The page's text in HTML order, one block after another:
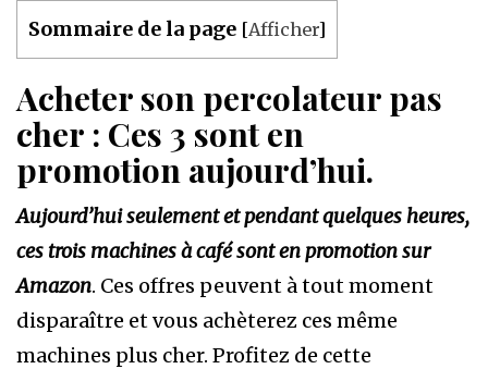
Sommaire de la page [Afficher]
Acheter son percolateur pas
cher : Ces 3 sont en
promotion aujourd’hui.
Aujourd’hui seulement et pendant quelques heures,
ces trois machines à café sont en promotion sur
Amazon. Ces offres peuvent à tout moment
disparaître et vous achèterez ces même
machines plus cher. Profitez de cette